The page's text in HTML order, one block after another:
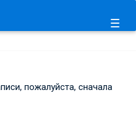
☰
пожалуйста, сначала